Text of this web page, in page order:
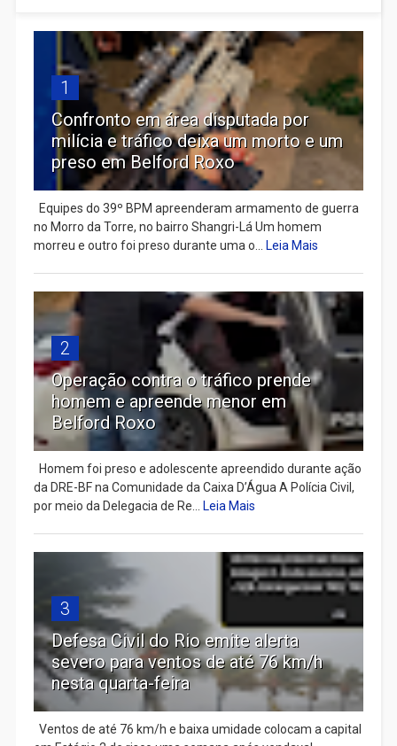
1
Confronto em área disputada por
milícia e tráfico deixa um morto e um
preso em Belford Roxo
Equipes do 39º BPM apreenderam armamento de guerra
no Morro da Torre, no bairro Shangri-Lá Um homem
morreu e outro foi preso durante uma o...
Leia Mais
2
Operação contra o tráfico prende
homem e apreende menor em
Belford Roxo
Homem foi preso e adolescente apreendido durante ação
da DRE-BF na Comunidade da Caixa D’Água A Polícia Civil,
por meio da Delegacia de Re...
Leia Mais
3
Defesa Civil do Rio emite alerta
severo para ventos de até 76 km/h
nesta quarta-feira
Ventos de até 76 km/h e baixa umidade colocam a capital